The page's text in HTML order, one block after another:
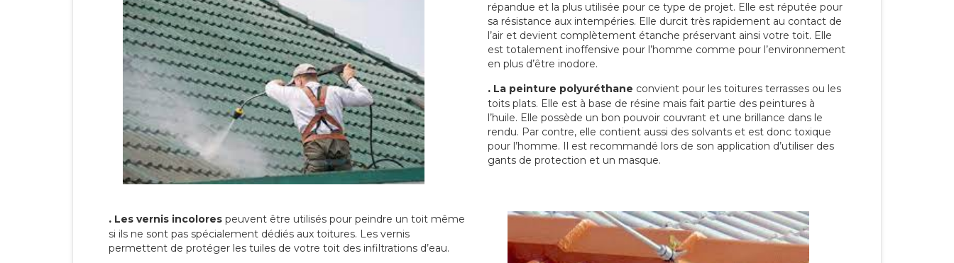
répandue et la plus utilisée pour ce type de projet. Elle est réputée pour
sa résistance aux intempéries. Elle durcit très rapidement au contact de
l’air et devient complètement étanche préservant ainsi votre toit. Elle
est totalement inoffensive pour l’homme comme pour l’environnement
en plus d’être inodore.
. La peinture polyuréthane convient pour les toitures terrasses ou les
toits plats. Elle est à base de résine mais fait partie des peintures à
l’huile. Elle possède un bon pouvoir couvrant et une brillance dans le
rendu. Par contre, elle contient aussi des solvants et est donc toxique
pour l’homme. Il est recommandé lors de son application d’utiliser des
gants de protection et un masque.
. Les vernis incolores peuvent être utilisés pour peindre un toit même
si ils ne sont pas spécialement dédiés aux toitures. Les vernis
permettent de protéger les tuiles de votre toit des infiltrations d’eau.